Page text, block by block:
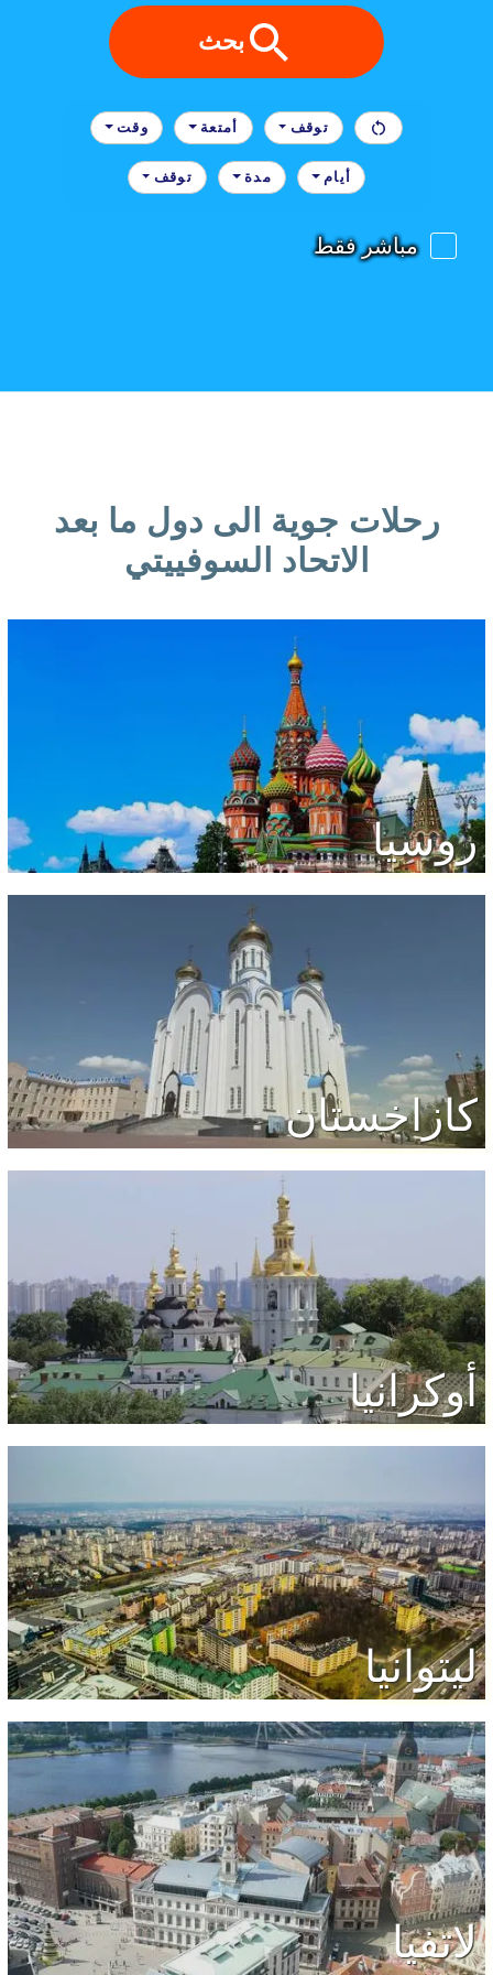
بحث
توقف أمتعة وقت
أيام مدة توقف
مباشر فقط
رحلات جوية الى دول ما بعد
الاتحاد السوفييتي
روسيا
كازاخستان
أوكرانيا
ليتوانيا
لاتفيا